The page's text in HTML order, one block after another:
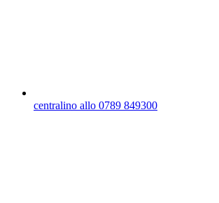
centralino allo 0789 849300